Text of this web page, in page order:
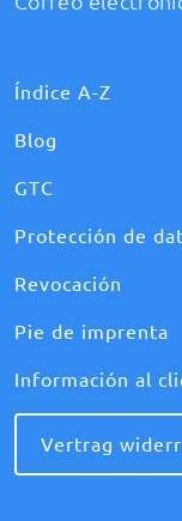
Índice A-Z
Blog
GTC
Protección de
Revocación
Pie de imprenta
Información al
Vertrag